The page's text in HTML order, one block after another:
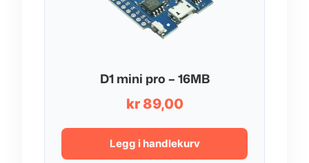
D1 mini pro – 16MB
kr89,00
Legg i handlekurv